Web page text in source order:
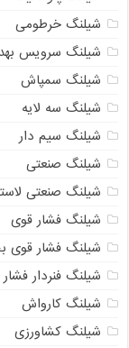
شیلنگ خرطومی
شیلنگ سرویس
شیلنگ سمپاش
شیلنگ سه لایه
شیلنگ سیم دار
شیلنگ صنعتی
شیلنگ صنعتی
شیلنگ فشار قوی
شیلنگ فشار قوی
شیلنگ فنردار
شیلنگ کارواش
شیلنگ کشاورزی